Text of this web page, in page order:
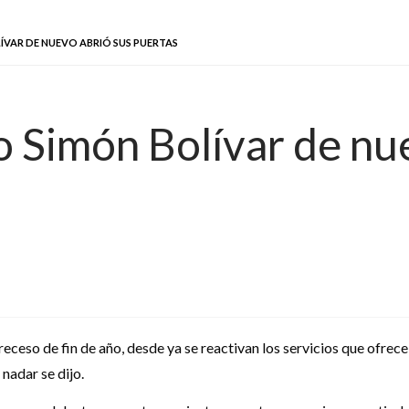
DE NUEVO ABRIÓ SUS PUERTAS
Bolívar de
de fin de año, desde ya se reactivan los servicios que
se dijo.